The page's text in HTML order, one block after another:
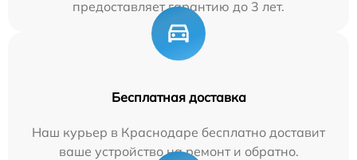
предоставляет гарантию до 3 лет.
Бесплатная доставка
Наш курьер в Краснодаре бесплатно доставит
ваше устройство на ремонт и обратно.